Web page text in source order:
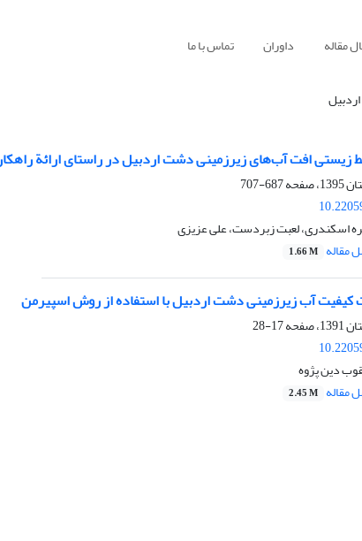
مقاله داوران تماس با ما
‌زیستی افت آب‌های زیرزمینی دشت اردبیل در راستای ارائة
687-707
اسکندری، لعبت زبردست، علی عزیزی
مقاله 1.66 M
کیفیت آب زیرزمینی دشت اردبیل با استفاده از روش اسپیرمن
17-28
دین پژوه
مقاله 2.45 M